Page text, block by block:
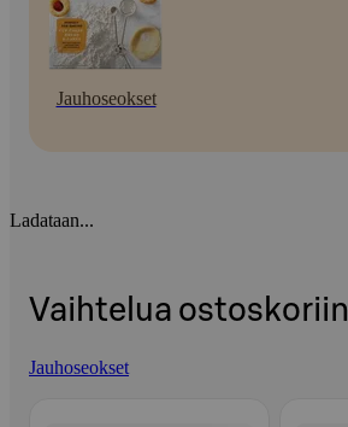
Jauhoseokset
Ladataan...
Vaihtelua ostoskoriin
Jauhoseokset